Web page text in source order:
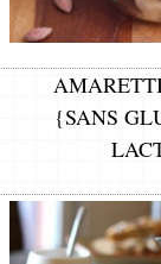
{SANS